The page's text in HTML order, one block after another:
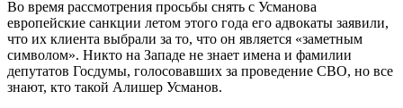
Во время рассмотрения просьбы снять с Усманова
европейские санкции летом этого года его адвокаты заявили,
что их клиента выбрали за то, что он является «заметным
символом». Никто на Западе не знает имена и фамилии
депутатов Госдумы, голосовавших за проведение СВО, но все
знают, кто такой Алишер Усманов.